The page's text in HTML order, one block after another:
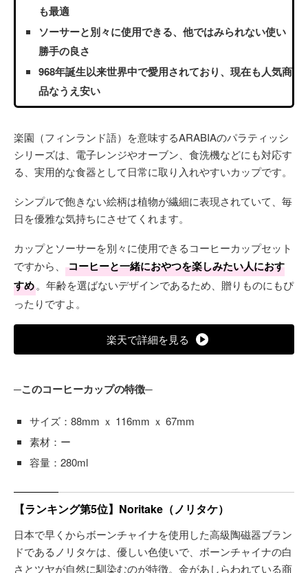
も最適
ソーサーと別々に使用できる、他ではみられない使い
勝手の良さ
968年誕生以来世界中で愛用されており、現在も人気商
品なうえ安い
楽園（フィンランド語）を意味するARABIAのパラティッシ
シリーズは、電子レンジやオーブン、食洗機などにも対応す
る、実用的な食器として日常に取り入れやすいカップです。
シンプルで飽きない絵柄は植物が繊細に表現されていて、毎
日を優雅な気持ちにさせてくれます。
カップとソーサーを別々に使用できるコーヒーカップセット
ですから、
コーヒーと一緒におやつを楽しみたい人におす
すめ。年齢を選ばないデザインであるため、贈りものにもぴ
ったりですよ。
楽天で詳細を見る
─このコーヒーカップの特徴─
サイズ：88mm ｘ 116mm ｘ 67mm
素材：ー
容量：280ml
【ランキング第5位】Noritake（ノリタケ）
日本で早くからボーンチャイナを使用した高級陶磁器ブラン
ドであるノリタケは、優しい色使いで、ボーンチャイナの白
さとツヤが自然に馴染むのが特徴。金があしらわれている商